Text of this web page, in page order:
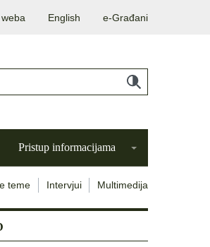
English e-Građani
Pristup informacijama
teme Intervjui Multimedija